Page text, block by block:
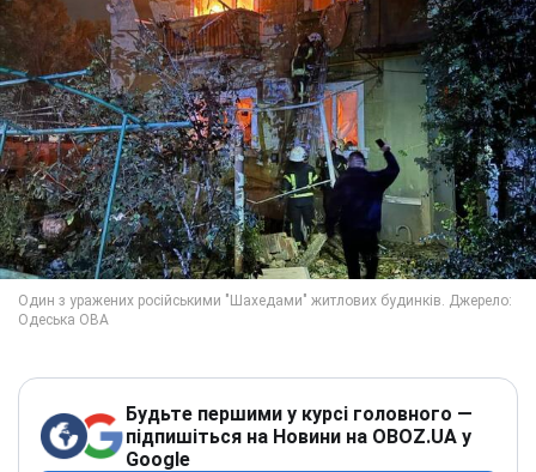
Будьте першими у курсі головного —
підпишіться на Новини на OBOZ.UA у
Google